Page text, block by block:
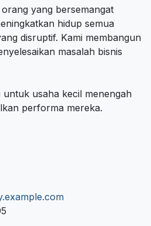
yang bersemangat
hidup semua
disruptif. Kami membangun
masalah bisnis
usaha kecil menengah
performa mereka.